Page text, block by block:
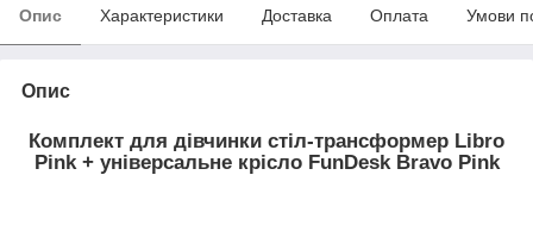
Опис Характеристики Доставка Оплата Умови
Опис
Комплект для дівчинки стіл-трансформер Libro
Pink + універсальне крісло FunDesk Bravo Pink